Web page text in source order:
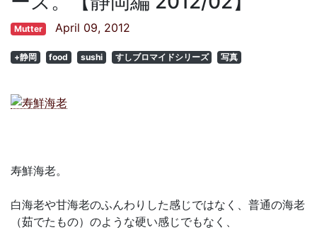
Mutter April 09, 2012
+静岡 food sushi すしブロマイドシリーズ 写真
寿鮮海老。
白海老や甘海老のふんわりした感じではなく、普通の海老
（茹でたもの）のような硬い感じでもなく、